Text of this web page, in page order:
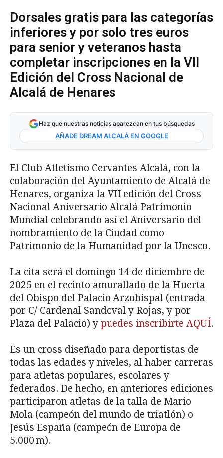
Dorsales gratis para las categorías
inferiores y por solo tres euros
para senior y veteranos hasta
completar inscripciones en la VII
Edición del Cross Nacional de
Alcalá de Henares
Haz que nuestras noticias aparezcan en tus búsquedas
AÑADE DREAM ALCALÁ EN GOOGLE
El Club Atletismo Cervantes Alcalá, con la
colaboración del Ayuntamiento de Alcalá de
Henares, organiza la VII edición del Cross
Nacional Aniversario Alcalá Patrimonio
Mundial celebrando así el Aniversario del
nombramiento de la Ciudad como
Patrimonio de la Humanidad por la Unesco.
La cita será el domingo 14 de diciembre de
2025 en el recinto amurallado de la Huerta
del Obispo del Palacio Arzobispal (entrada
por C/ Cardenal Sandoval y Rojas, y por
Plaza del Palacio) y puedes inscribirte AQUÍ.
Es un cross diseñado para deportistas de
todas las edades y niveles, al haber carreras
para atletas populares, escolares y
federados. De hecho, en anteriores ediciones
participaron atletas de la talla de Mario
Mola (campeón del mundo de triatlón) o
Jesús España (campeón de Europa de
5.000 m).